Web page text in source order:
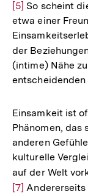
[5] So scheint
etwa einer
der
(intime) Nähe
entscheidenden
Einsamkeit ist
Phänomen, das
anderen
kulturelle
auf der Welt
[7]